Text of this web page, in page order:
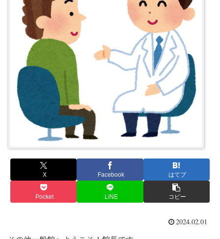
X Facebook はてブ
Pocket LINE コピー
2024.02.01